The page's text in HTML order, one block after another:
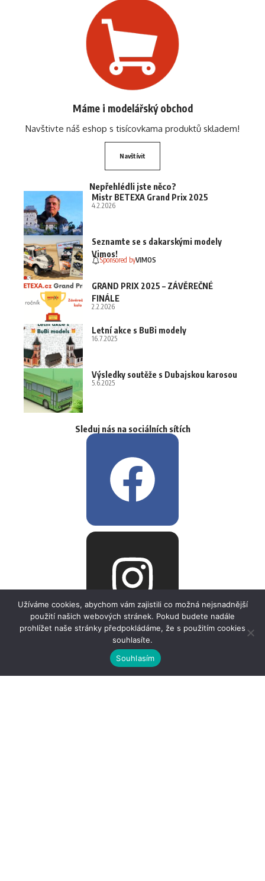
Máme i modelářský obchod
Navštivte náš eshop s tisícovkama produktů skladem!
Navštívit
Nepřehlédli jste něco?
Mistr BETEXA Grand Prix 2025
4.2.2026
Seznamte se s dakarskými modely
Vimos!
Sponsored byVIMOS
GRAND PRIX 2025 – ZÁVĚREČNÉ
FINÁLE
2.2.2026
Letní akce s BuBi modely
16.7.2025
Výsledky soutěže s Dubajskou karosou
5.6.2025
Sleduj nás na sociálních sítích
Užíváme cookies, abychom vám zajistili co možná nejsnadnější
použití našich webových stránek. Pokud budete nadále
prohlížet naše stránky předpokládáme, že s použitím cookies
souhlasíte.
Souhlasím